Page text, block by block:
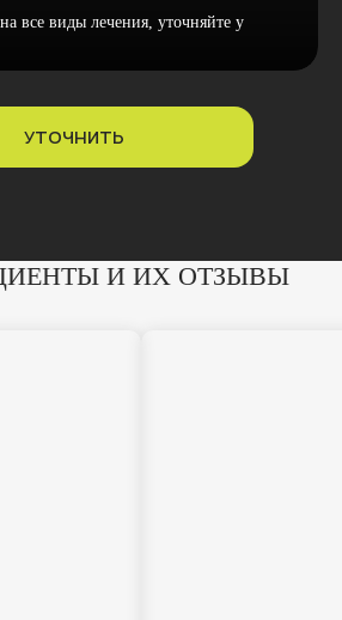
все виды лечения, уточняйте у
УТОЧНИТЬ
И ИХ ОТЗЫВЫ